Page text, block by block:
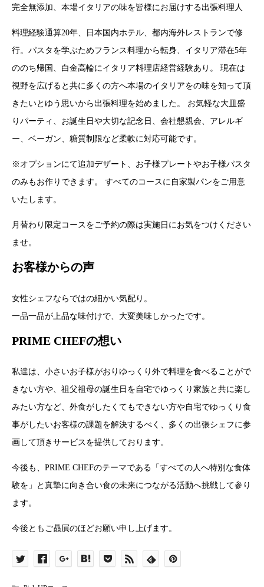
完全無添加、本場イタリアの味を皆様にお届けする出張料理人
料理経験通算20年、日本国内ホテル、都内海外レストランで修
行。パスタを学ぶためフランス料理から転身、イタリア滞在5年
ののち帰国、白金高輪にイタリア料理店経営経験あり。 現在は
視野を広げると共に多くの方へ本場のイタリアをの味を知って頂
きたいとゆう思いから出張料理を始めました。 お気軽な大皿盛
りパーティ、お誕生日や大切な記念日、会社懇親会、アレルギ
ー、ベーガン、糖質制限など柔軟に対応可能です。
※オプションにて追加デザート、お子様プレートやお子様パスタ
のみもお作りできます。 すべてのコースに自家製パンをご用意
いたします。
月替わり限定コースをご予約の際は実施日にお気をつけください
ませ。
お客様からの声
女性シェフならではの細かい気配り。
一品一品が上品な味付けで、大変美味しかったです。
PRIME CHEFの想い
私達は、小さいお子様がおりゆっくり外で料理を食べることがで
きない方や、祖父祖母の誕生日を自宅でゆっくり家族と共に楽し
みたい方など、外食がしたくてもできない方や自宅でゆっくり食
事がしたいお客様の課題を解決するべく、多くの出張シェフに参
画して頂きサービスを提供しております。
今後も、PRIME CHEFのテーマである「すべての人へ特別な食体
験を」と真摯に向き合い食の未来につながる活動へ挑戦して参り
ます。
今後ともご贔屓のほどお願い申し上げます。